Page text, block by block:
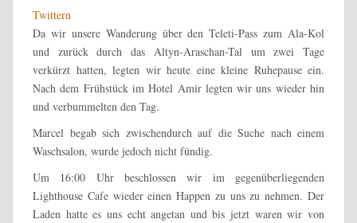
Twittern
Da wir unsere Wanderung über den Teleti-Pass zum Ala-Kol
und zurück durch das Altyn-Araschan-Tal um zwei Tage
verkürzt hatten, legten wir heute eine kleine Ruhepause ein.
Nach dem Frühstück im Hotel Amir legten wir uns wieder hin
und verbummelten den Tag.
Marcel begab sich zwischendurch auf die Suche nach einem
Waschsalon, wurde jedoch nicht fündig.
Um 16:00 Uhr beschlossen wir im gegenüberliegenden
Lighthouse Cafe wieder einen Happen zu uns zu nehmen. Der
Laden hatte es uns echt angetan und bis jetzt waren wir von